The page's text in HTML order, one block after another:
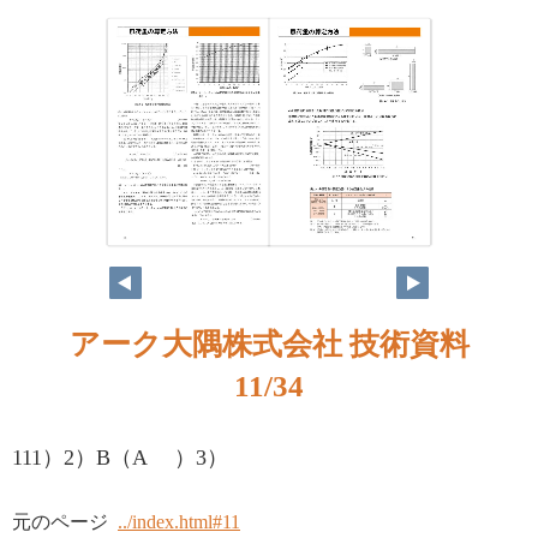
アーク大隅株式会社 技術資料
11/34
111）2）B（A ）3）
元のページ ../index.html#11